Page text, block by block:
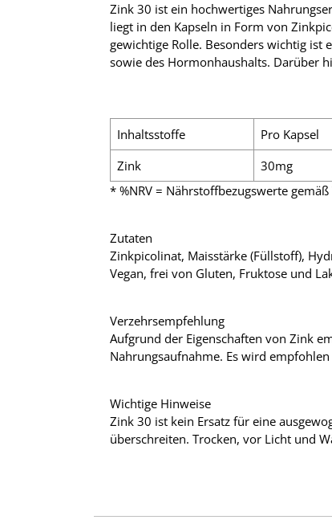
Zink 30 ist ein hochwertiges
liegt in den Kapseln in Form von
gewichtige Rolle. Besonders wichtig ist
sowie des Hormonhaushalts. Darüber
Inhaltsstoffe Pro Kapsel
Zink
30mg
* %NRV = Nährstoffbezugswerte
Zutaten
Zinkpicolinat, Maisstärke (Füllstoff),
Vegan, frei von Gluten, Fruktose und
Verzehrsempfehlung
Aufgrund der Eigenschaften von Zink
Nahrungsaufnahme. Es wird
Wichtige Hinweise
Zink 30 ist kein Ersatz für eine
überschreiten. Trocken, vor Licht und